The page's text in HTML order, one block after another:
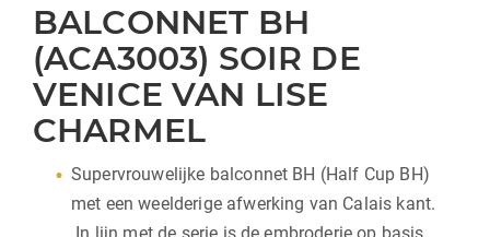
BALCONNET BH
(ACA3003) SOIR DE
VENICE VAN LISE
CHARMEL
Supervrouwelijke balconnet BH (Half Cup BH)
met een weelderige afwerking van Calais kant.